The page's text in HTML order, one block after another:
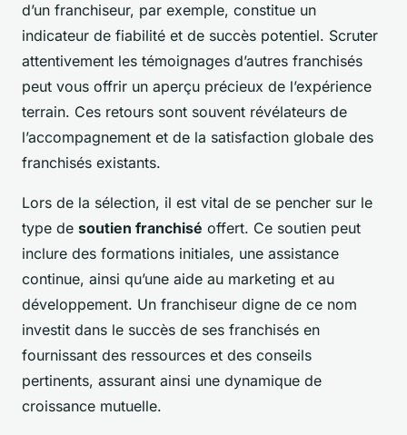
d’un franchiseur, par exemple, constitue un
indicateur de fiabilité et de succès potentiel. Scruter
attentivement les témoignages d’autres franchisés
peut vous offrir un aperçu précieux de l’expérience
terrain. Ces retours sont souvent révélateurs de
l’accompagnement et de la satisfaction globale des
franchisés existants.
Lors de la sélection, il est vital de se pencher sur le
type de soutien franchisé offert. Ce soutien peut
inclure des formations initiales, une assistance
continue, ainsi qu’une aide au marketing et au
développement. Un franchiseur digne de ce nom
investit dans le succès de ses franchisés en
fournissant des ressources et des conseils
pertinents, assurant ainsi une dynamique de
croissance mutuelle.